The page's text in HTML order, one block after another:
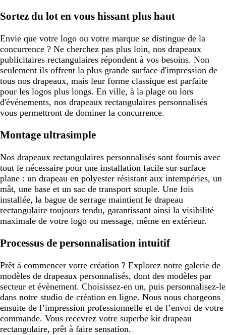
Sortez du lot en vous hissant plus haut
Envie que votre logo ou votre marque se distingue de la
concurrence ? Ne cherchez pas plus loin, nos drapeaux
publicitaires rectangulaires répondent à vos besoins. Non
seulement ils offrent la plus grande surface d'impression de
tous nos drapeaux, mais leur forme classique est parfaite
pour les logos plus longs. En ville, à la plage ou lors
d'événements, nos drapeaux rectangulaires personnalisés
vous permettront de dominer la concurrence.
Montage ultrasimple
Nos drapeaux rectangulaires personnalisés sont fournis avec
tout le nécessaire pour une installation facile sur surface
plane : un drapeau en polyester résistant aux intempéries, un
mât, une base et un sac de transport souple. Une fois
installée, la bague de serrage maintient le drapeau
rectangulaire toujours tendu, garantissant ainsi la visibilité
maximale de votre logo ou message, même en extérieur.
Processus de personnalisation intuitif
Prêt à commencer votre création ? Explorez notre galerie de
modèles de drapeaux personnalisés, dont des modèles par
secteur et évènement. Choisissez-en un, puis personnalisez-le
dans notre studio de création en ligne. Nous nous chargeons
ensuite de l’impression professionnelle et de l’envoi de votre
commande. Vous recevrez votre superbe kit drapeau
rectangulaire, prêt à faire sensation.